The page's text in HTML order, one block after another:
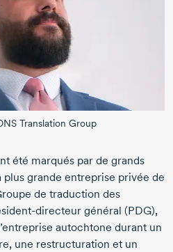
Translation Group
été marqués par de grands
plus grande entreprise privée de
de traduction des
directeur général (PDG),
autochtone durant un
une restructuration et un